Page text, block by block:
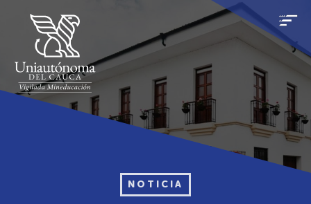
NOTICIA